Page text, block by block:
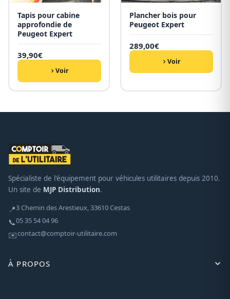
Tapis pour cabine
approfondie de
Peugeot Expert
39,90€
Voir
Plancher bois pour
Peugeot Expert
289,00€
Voir
Spécialiste de l'équipement pour véhicules utilitaires depuis 2010.
Un site de MJP Distribution.
📍3 Chemin des Arestieux, 33610 Cestas
📞05 35 54 04 96
✉️contact@comptoir-utilitaire.com
À PROPOS